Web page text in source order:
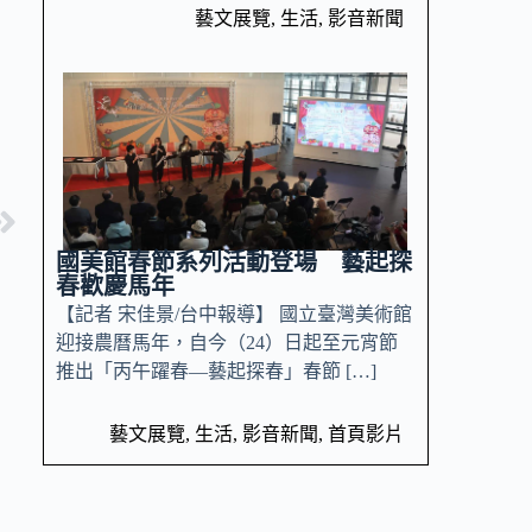
藝文展覽, 生活, 影音新聞
國美館春節系列活動登場 藝起探
春歡慶馬年
【記者 宋佳景/台中報導】 國立臺灣美術館
迎接農曆馬年，自今（24）日起至元宵節
推出「丙午躍春—藝起探春」春節 […]
藝文展覽, 生活, 影音新聞, 首頁影片